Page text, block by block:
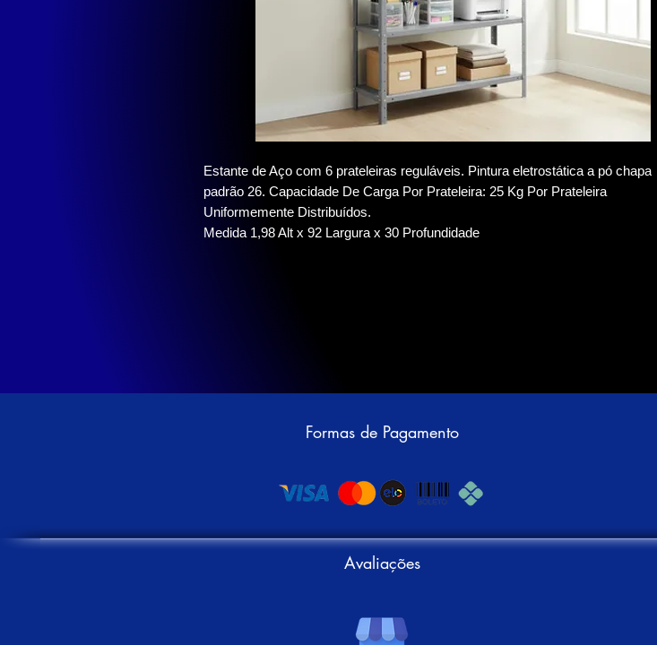
Estante de Aço com 6 prateleiras reguláveis. Pintura eletrostática a pó chapa
padrão 26. Capacidade De Carga Por Prateleira: 25 Kg Por Prateleira
Uniformemente Distribuídos.
Medida 1,98 Alt x 92 Largura x 30 Profundidade
Formas de Pagamento
Avaliações